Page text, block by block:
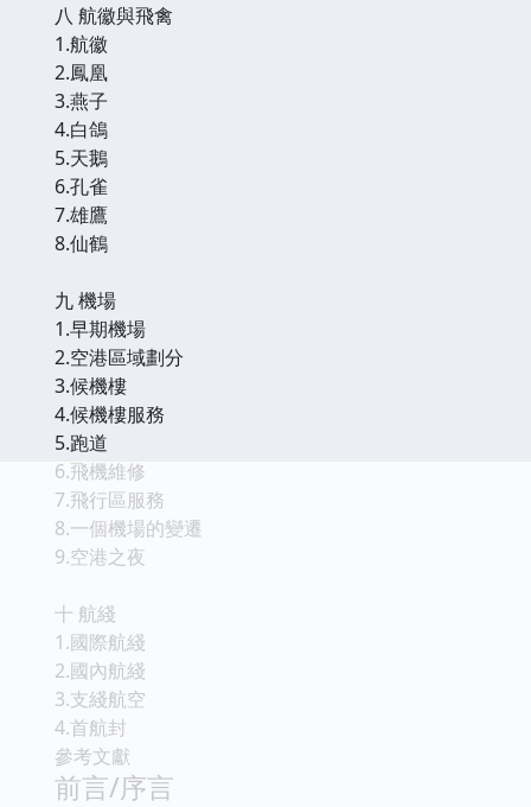
八 航徽與飛禽
1.航徽
2.鳳凰
3.燕子
4.白鴿
5.天鵝
6.孔雀
7.雄鷹
8.仙鶴
九 機場
1.早期機場
2.空港區域劃分
3.候機樓
4.候機樓服務
5.跑道
6.飛機維修
7.飛行區服務
8.一個機場的變遷
9.空港之夜
十 航綫
1.國際航綫
2.國內航綫
3.支綫航空
4.首航封
參考文獻
前言/序言